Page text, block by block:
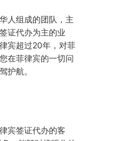
人组成的团队，主
证代办为主的业
宾超过20年，对菲
在菲律宾的一切问
护航。
宾签证代办的客